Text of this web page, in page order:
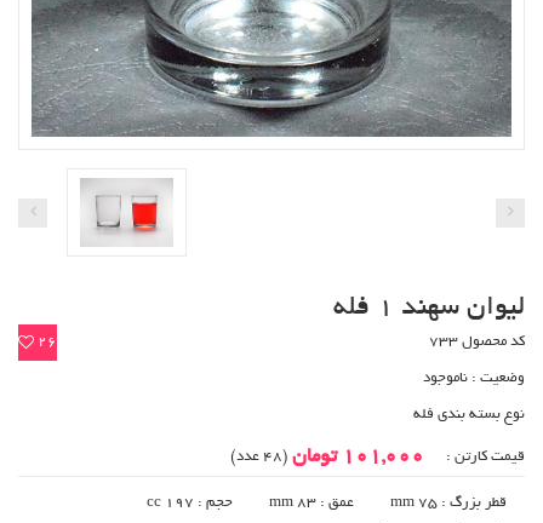
لیوان سهند 1 فله
26 کد محصول 733
وضعیت : ناموجود
نوع بسته بندی فله
قیمت کارتن : 101,000 تومان (48 عدد)
قطر بزرگ : 75 mm عمق : 83 mm
حجم : 197 cc